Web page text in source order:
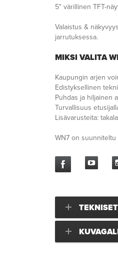
5" värillinen TFT-
Valaistus &
jarrutuksessa.
MIKSI VALITA
Kaupungin arjen
Edistyksellinen
Puhdas ja hiljainen
Turvallisuus
Lisävarusteita:
WN7 on suunniteltu